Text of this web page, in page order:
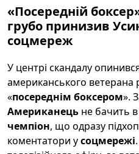
«Посередній
грубо принизив
соцмереж
У центрі скандалу
американського ветерана
«посереднім боксером».
Американець не бачить в
чемпіон, що одразу
коментатори усоцмережі